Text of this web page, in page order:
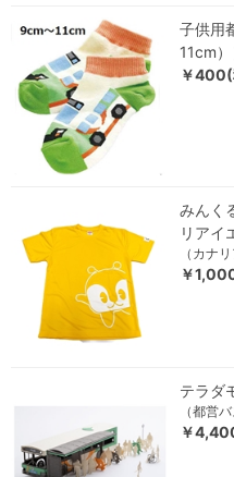
子供用
11cm）
￥
みんく
リアイ
（カナ
￥
テラダ
（都営バ
￥